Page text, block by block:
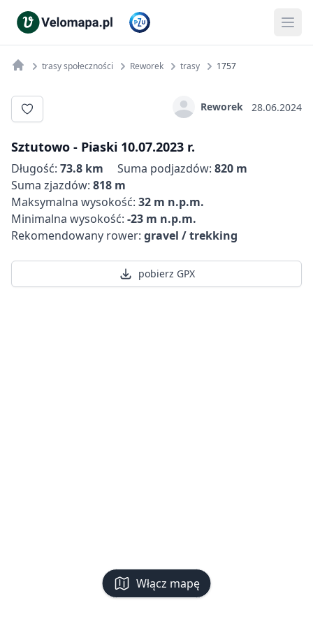
Włącz mapę
trasy społeczności Reworek trasy 1757
Reworek 28.06.2024
Sztutowo - Piaski 10.07.2023 r.
Długość: 73.8 km Suma podjazdów: 820 m
Suma zjazdów: 818 m
Maksymalna wysokość: 32 m n.p.m.
Minimalna wysokość: -23 m n.p.m.
Rekomendowany rower: gravel / trekking
pobierz GPX